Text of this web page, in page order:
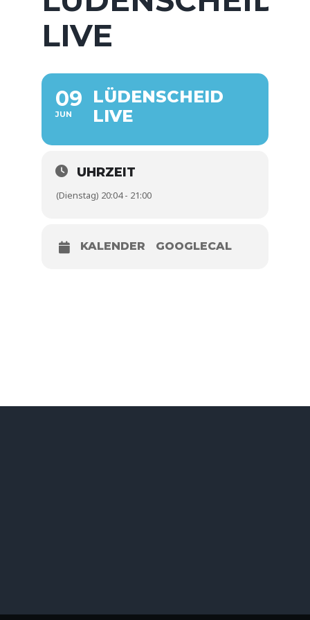
LIVE
09
JUN
LÜDENSCHEID
LIVE
UHRZEIT
(Dienstag) 20:04 - 21:00
KALENDER GOOGLECAL